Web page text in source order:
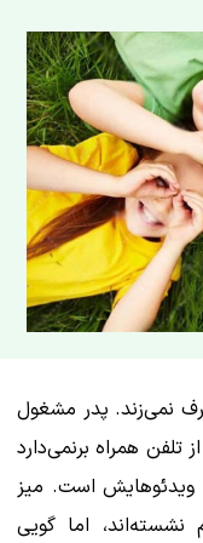
نمی‌زند. پدر مشغول
همراه برنمی‌دارد
ویدئوهایش است. میز
اما گویی